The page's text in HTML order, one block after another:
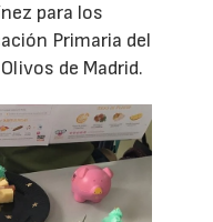
para los
Primaria del
de Madrid.